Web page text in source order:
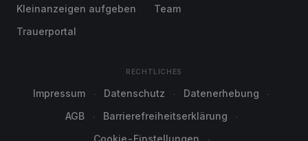
Kleinanzeigen aufgeben
Trauerportal
Team
RECHTLICHES
Impressum Datenschutz
Datenerhebung
AGB
Barrierefreiheitserklärung
Cookie-Einstellungen